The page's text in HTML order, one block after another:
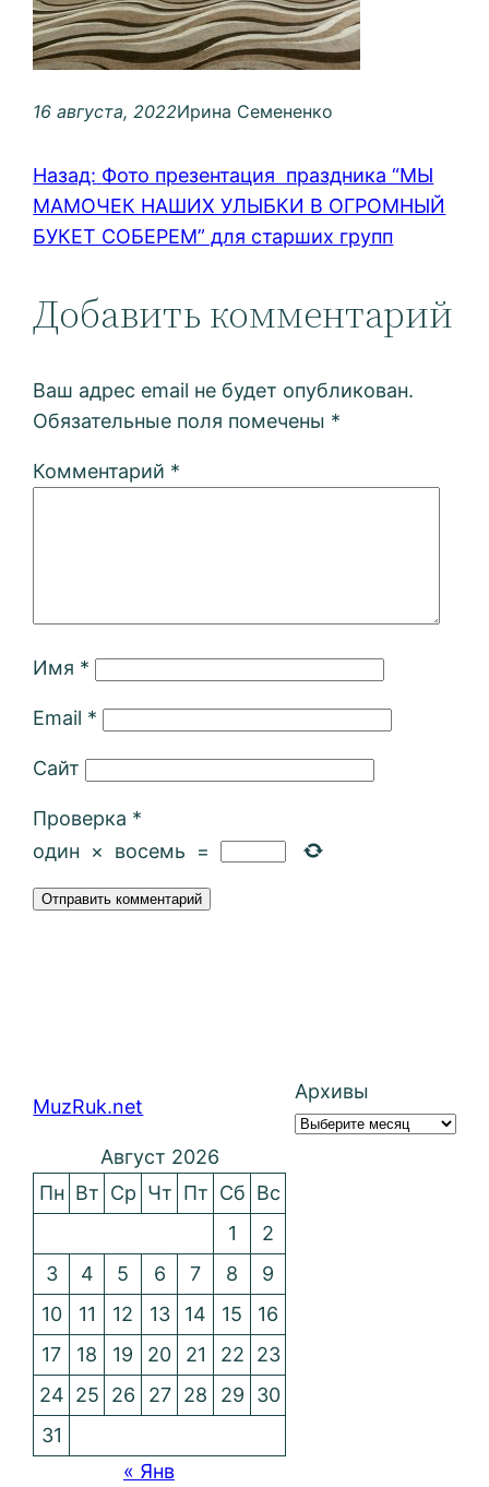
16 августа, 2022Ирина Семененко
Назад: Фото презентация праздника “МЫ
МАМОЧЕК НАШИХ УЛЫБКИ В ОГРОМНЫЙ
БУКЕТ СОБЕРЕМ” для старших групп
Добавить комментарий
Ваш адрес email не будет опубликован.
Обязательные поля помечены *
Комментарий *
Имя *
Email *
Сайт
Проверка *
один
× восемь =
MuzRuk.net
Архивы
Август 2026
Пн Вт Ср Чт Пт Сб Вс
1
2
3
4 5 6 7 8
9
10
11 12 13 14 15
16
17
18 19 20 21 22
23
24 25 26 27 28 29
30
31
« Янв